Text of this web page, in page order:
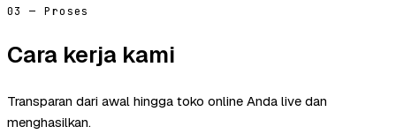
03 — Proses
Cara kerja kami
Transparan dari awal hingga toko online Anda live dan
menghasilkan.